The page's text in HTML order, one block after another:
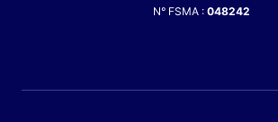
N° FSMA : 048242